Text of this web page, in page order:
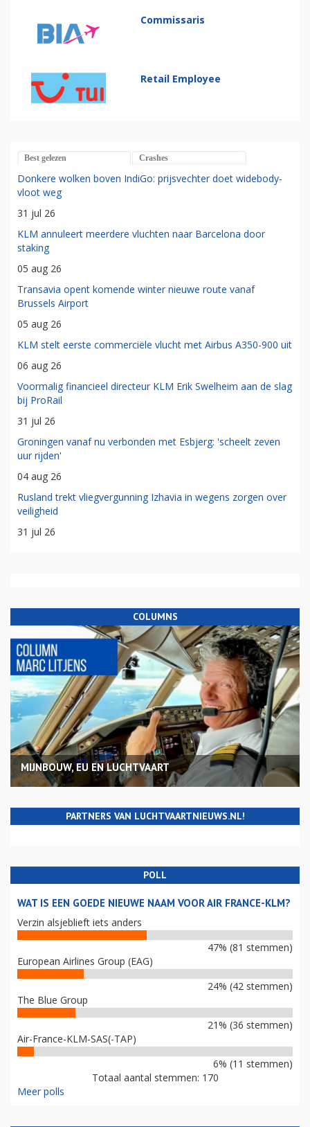
Commissaris
Retail Employee
Best gelezen Crashes
Donkere wolken boven IndiGo: prijsvechter doet widebody-
vloot weg
31 jul 26
KLM annuleert meerdere vluchten naar Barcelona door
staking
05 aug 26
Transavia opent komende winter nieuwe route vanaf
Brussels Airport
05 aug 26
KLM stelt eerste commerciële vlucht met Airbus A350-900 uit
06 aug 26
Voormalig financieel directeur KLM Erik Swelheim aan de slag
bij ProRail
31 jul 26
Groningen vanaf nu verbonden met Esbjerg: 'scheelt zeven
uur rijden'
04 aug 26
Rusland trekt vliegvergunning Izhavia in wegens zorgen over
veiligheid
31 jul 26
COLUMNS
MIJNBOUW, EU EN LUCHTVAART
PARTNERS VAN LUCHTVAARTNIEUWS.NL!
POLL
WAT IS EEN GOEDE NIEUWE NAAM VOOR AIR FRANCE-KLM?
Verzin alsjeblieft iets anders
47% (81 stemmen)
European Airlines Group (EAG)
24% (42 stemmen)
The Blue Group
21% (36 stemmen)
Air-France-KLM-SAS(-TAP)
6% (11 stemmen)
Totaal aantal stemmen: 170
Meer polls